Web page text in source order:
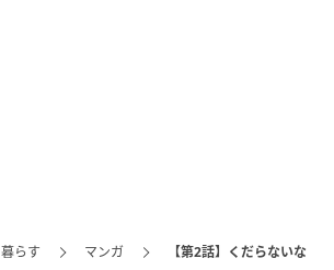
暮らす マンガ 【第2話】くだらないな